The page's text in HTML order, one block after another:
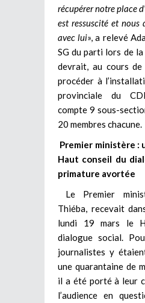
récupérer notre place
est ressuscité et nous
avec lui», a relevé
SG du parti lors de
devrait, au cours de
procéder à
provinciale du
compte 9 sous-
20 membres chacune.
Premier ministère :
Haut conseil du
primature avortée
Le Premier
Thiéba, recevait
lundi 19 mars le
dialogue social.
journalistes y
une quarantaine de
il a été porté à leur
l’audience en